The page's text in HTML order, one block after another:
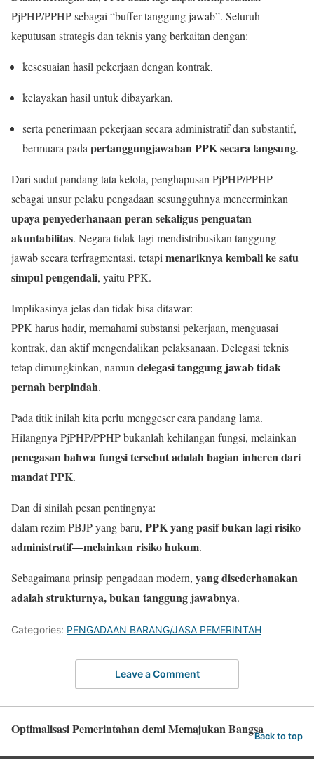
PjPHP/PPHP sebagai “buffer tanggung jawab”. Seluruh
keputusan strategis dan teknis yang berkaitan dengan:
kesesuaian hasil pekerjaan dengan kontrak,
kelayakan hasil untuk dibayarkan,
serta penerimaan pekerjaan secara administratif dan substantif,
bermuara padapertanggungjawaban PPK secara langsung.
Dari sudut pandang tata kelola, penghapusan PjPHP/PPHP
sebagai unsur pelaku pengadaan sesungguhnya mencerminkan
upaya penyederhanaan peran sekaligus penguatan
akuntabilitas. Negara tidak lagi mendistribusikan tanggung
jawab secara terfragmentasi, tetapimenariknya kembali ke satu
simpul pengendali, yaitu PPK.
Implikasinya jelas dan tidak bisa ditawar:
PPK harus hadir, memahami substansi pekerjaan, menguasai
kontrak, dan aktif mengendalikan pelaksanaan. Delegasi teknis
tetap dimungkinkan, namundelegasi tanggung jawab tidak
pernah berpindah.
Pada titik inilah kita perlu menggeser cara pandang lama.
Hilangnya PjPHP/PPHP bukanlah kehilangan fungsi, melainkan
penegasan bahwa fungsi tersebut adalah bagian inheren dari
mandat PPK.
Dan di sinilah pesan pentingnya:
dalam rezim PBJP yang baru, PPK yang pasif bukan lagi risiko
administratif—melainkan risiko hukum.
Sebagaimana prinsip pengadaan modern, yang disederhanakan
adalah strukturnya, bukan tanggung jawabnya.
Categories: PENGADAAN BARANG/JASA PEMERINTAH
Leave a Comment
Optimalisasi Pemerintahan demi Memajukan BangsaBack to top